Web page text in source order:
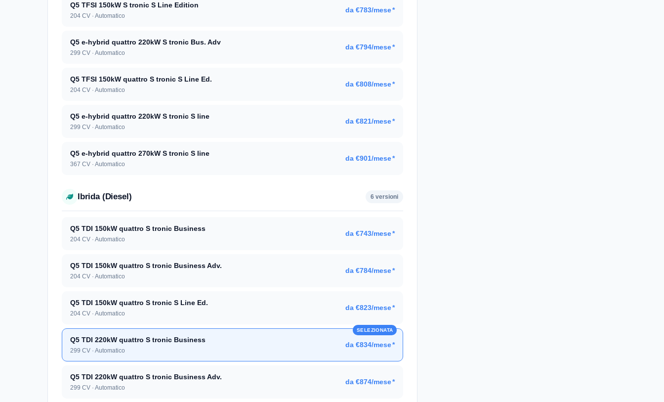
Q5 TFSI 150kW S tronic S Line Edition
204 CV · Automatico
da €783/mese*
Q5 e-hybrid quattro 220kW S tronic Bus. Adv
299 CV · Automatico
da €794/mese*
Q5 TFSI 150kW quattro S tronic S Line Ed.
204 CV · Automatico
da €808/mese*
Q5 e-hybrid quattro 220kW S tronic S line
299 CV · Automatico
da €821/mese*
Q5 e-hybrid quattro 270kW S tronic S line
367 CV · Automatico
da €901/mese*
Ibrida (Diesel) 6 versioni
Q5 TDI 150kW quattro S tronic Business
204 CV · Automatico
da €743/mese*
Q5 TDI 150kW quattro S tronic Business Adv.
204 CV · Automatico
da €784/mese*
Q5 TDI 150kW quattro S tronic S Line Ed.
204 CV · Automatico
da €823/mese*
Q5 TDI 220kW quattro S tronic Business
299 CV · Automatico
da €834/mese*
SELEZIONATA
Q5 TDI 220kW quattro S tronic Business Adv.
299 CV · Automatico
da €874/mese*